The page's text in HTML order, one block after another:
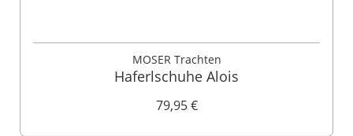
MOSER Trachten
Haferlschuhe Alois
79,95 €